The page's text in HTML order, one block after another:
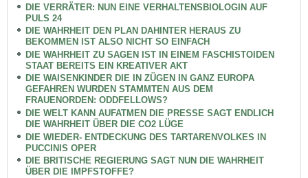
DIE VERRÄTER: NUN EINE VERHALTENSBIOLOGIN AUF
PULS 24
DIE WAHRHEIT DEN PLAN DAHINTER HERAUS ZU
BEKOMMEN IST ALSO NICHT SO EINFACH
DIE WAHRHEIT ZU SAGEN IST IN EINEM FASCHISTOIDEN
STAAT BEREITS EIN KREATIVER AKT
DIE WAISENKINDER DIE IN ZÜGEN IN GANZ EUROPA
GEFAHREN WURDEN STAMMTEN AUS DEM
FRAUENORDEN: ODDFELLOWS?
DIE WELT KANN AUFATMEN DIE PRESSE SAGT ENDLICH
DIE WAHRHEIT ÜBER DIE CO2 LÜGE
DIE WIEDER- ENTDECKUNG DES TARTARENVOLKES IN
PUCCINIS OPER
DIE BRITISCHE REGIERUNG SAGT NUN DIE WAHRHEIT
ÜBER DIE IMPFSTOFFE?